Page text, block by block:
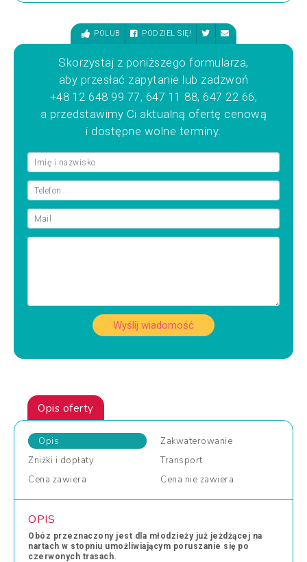
POLUB PODZIEL SIĘ!
Skorzystaj z poniższego formularza,
aby przesłać zapytanie lub zadzwoń
+48 12 648 99 77, 647 11 88, 647 22 66,
a przedstawimy Ci aktualną ofertę cenową
i dostępne wolne terminy.
Wyślij wiadomość
Opis oferty
Opis
Zakwaterowanie
Zniżki i dopłaty
Transport
Cena zawiera Cena nie zawiera
OPIS
Obóz przeznaczony jest dla młodzieży już jeżdżącej na
nartach w stopniu umożliwiającym poruszanie się po
czerwonych trasach.